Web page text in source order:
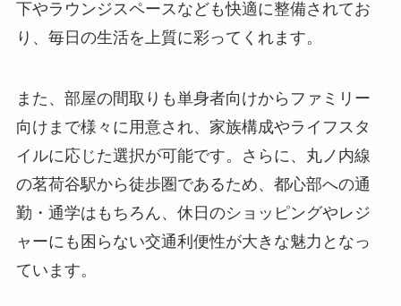
下やラウンジスペースなども快適に整備されてお
り、毎日の生活を上質に彩ってくれます。
また、部屋の間取りも単身者向けからファミリー
向けまで様々に用意され、家族構成やライフスタ
イルに応じた選択が可能です。さらに、丸ノ内線
の茗荷谷駅から徒歩圏であるため、都心部への通
勤・通学はもちろん、休日のショッピングやレジ
ャーにも困らない交通利便性が大きな魅力となっ
ています。